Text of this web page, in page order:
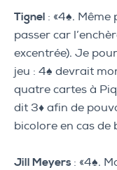
Tignel : «4♠. Même
passer car
excentrée). Je
jeu : 4♠ devrait
quatre cartes à
dit 3♦ afin de
bicolore en cas de
Jill Meyers : «4♠.